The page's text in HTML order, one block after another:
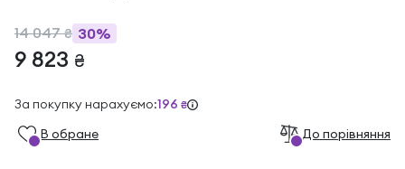
14 047₴ 30%
9 823 ₴
За покупку нарахуємо:196 ₴
В обране До порівняння